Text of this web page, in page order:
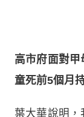
高市府面對
童死前5個月
葉大華說明